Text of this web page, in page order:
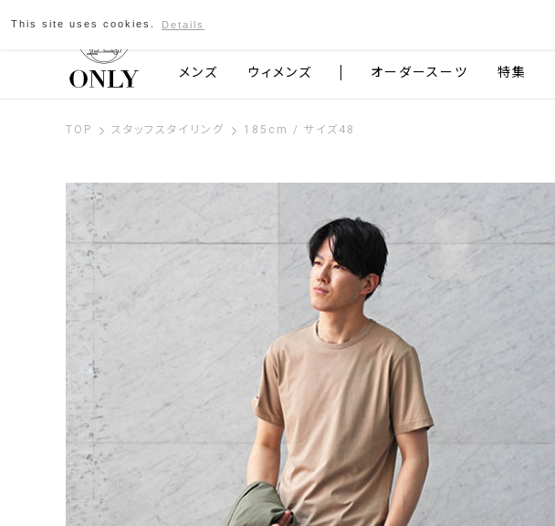
京都発のスーツブランド ONLY
メンズ ウィメンズ オーダースーツ 特集
TOP スタッフスタイリング 185cm / サイズ48
This site uses cookies. Details